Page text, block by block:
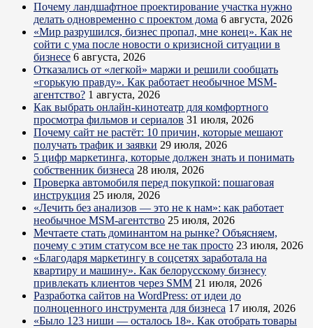
Почему ландшафтное проектирование участка нужно
делать одновременно с проектом дома 6 августа, 2026
«Мир разрушился, бизнес пропал, мне конец». Как не
сойти с ума после новости о кризисной ситуации в
бизнесе 6 августа, 2026
Отказались от «легкой» маржи и решили сообщать
«горькую правду». Как работает необычное MSM-
агентство? 1 августа, 2026
Как выбрать онлайн-кинотеатр для комфортного
просмотра фильмов и сериалов 31 июля, 2026
Почему сайт не растёт: 10 причин, которые мешают
получать трафик и заявки 29 июля, 2026
5 цифр маркетинга, которые должен знать и понимать
собственник бизнеса 28 июля, 2026
Проверка автомобиля перед покупкой: пошаговая
инструкция 25 июля, 2026
«Лечить без анализов — это не к нам»: как работает
необычное MSM-агентство 25 июля, 2026
Мечтаете стать доминантом на рынке? Объясняем,
почему с этим статусом все не так просто 23 июля, 2026
«Благодаря маркетингу в соцсетях заработала на
квартиру и машину». Как белорусскому бизнесу
привлекать клиентов через SMM 21 июля, 2026
Разработка сайтов на WordPress: от идеи до
полноценного инструмента для бизнеса 17 июля, 2026
«Было 123 ниши — осталось 18». Как отобрать товары